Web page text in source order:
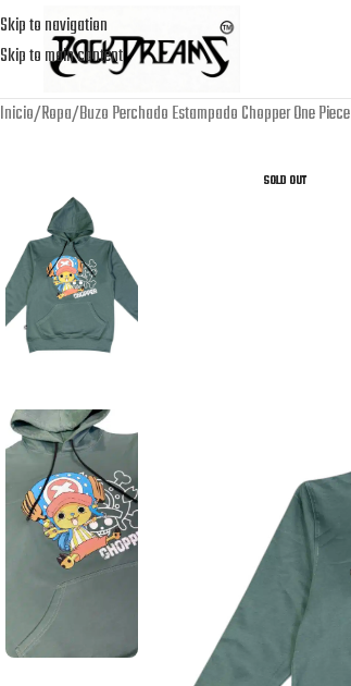
Skip to navigation
Skip to main content
Inicio Ropa Buzo Perchado Estampado Chopper One Piece
SOLD OUT